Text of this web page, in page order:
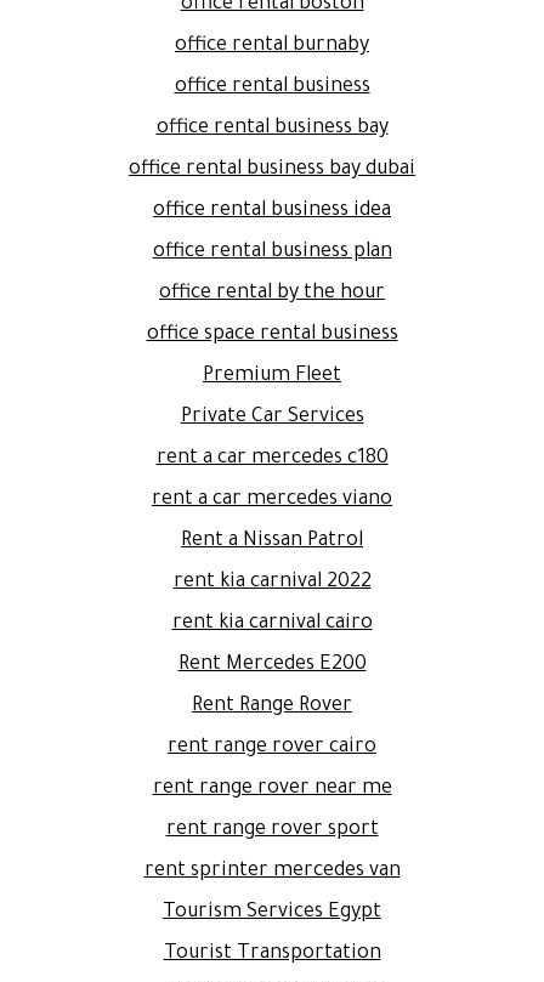
office rental boston
office rental burnaby
office rental business
office rental business bay
office rental business bay dubai
office rental business idea
office rental business plan
office rental by the hour
office space rental business
Premium Fleet
Private Car Services
rent a car mercedes c180
rent a car mercedes viano
Rent a Nissan Patrol
rent kia carnival 2022
rent kia carnival cairo
Rent Mercedes E200
Rent Range Rover
rent range rover cairo
rent range rover near me
rent range rover sport
rent sprinter mercedes van
Tourism Services Egypt
Tourist Transportation